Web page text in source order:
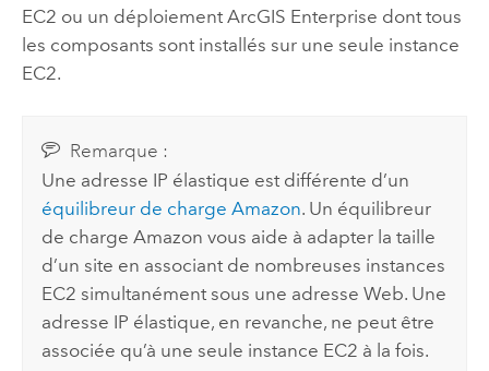
EC2 ou un déploiement ArcGIS Enterprise dont tous
les composants sont installés sur une seule instance
EC2.
Remarque :
Une adresse IP élastique est différente d’un
équilibreur de chargeAmazon. Un équilibreur
de chargeAmazon vous aide à adapter la taille
d’un site en associant de nombreuses instances
EC2 simultanément sous une adresse Web. Une
adresse IP élastique, en revanche, ne peut être
associée qu’à une seule instance EC2 à la fois.